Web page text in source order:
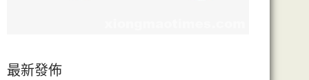
最新發佈